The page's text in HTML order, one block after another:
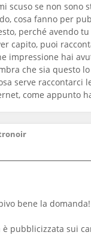
scuso se non sono
cosa fanno per
perché avendo
capito, puoi
impressione hai
che sia questo
serve raccontarci
come appunto
bene la domanda!
è pubblicizzata sui